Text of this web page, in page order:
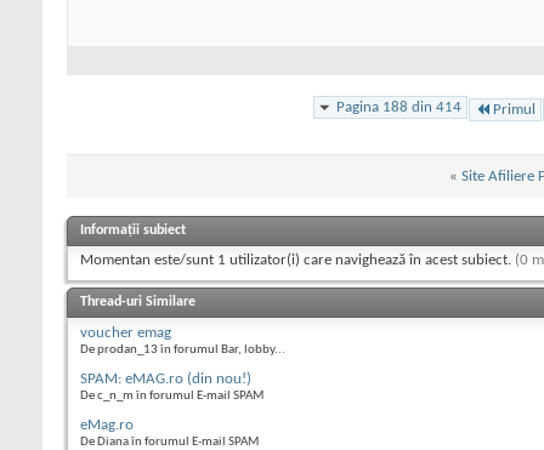
Pagina 188 din 414 Primul
« Site Afiliere
Informații subiect
Momentan este/sunt 1 utilizator(i) care navighează în acest subiect. (0
Thread-uri Similare
voucher emag
De prodan_13 în forumul Bar, lobby...
SPAM: eMAG.ro (din nou!)
De c_n_m în forumul E-mail SPAM
eMag.ro
De Diana în forumul E-mail SPAM